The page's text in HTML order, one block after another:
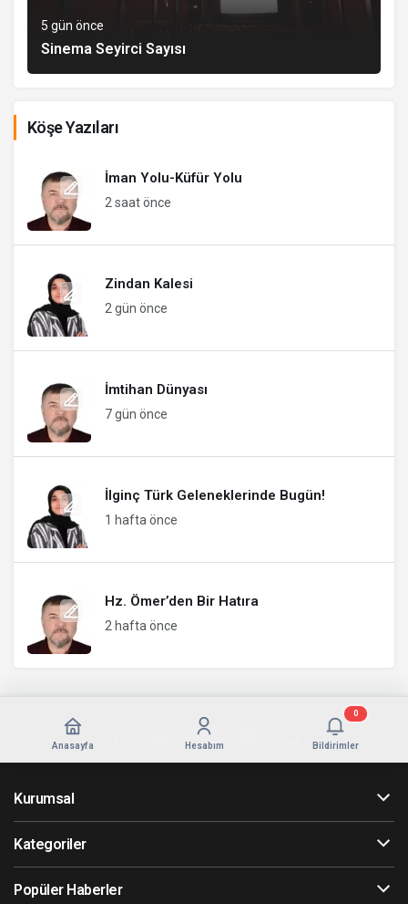
5 gün önce
Sinema Seyirci Sayısı
Köşe Yazıları
İman Yolu-Küfür Yolu
2 saat önce
Zindan Kalesi
2 gün önce
İmtihan Dünyası
7 gün önce
İlginç Türk Geleneklerinde Bugün!
1 hafta önce
Hz. Ömer’den Bir Hatıra
2 hafta önce
Anasayfa Hesabım Bildirimler
0
Kurumsal
Kategoriler
Popüler Haberler